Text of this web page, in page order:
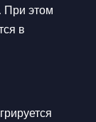
При этом
в